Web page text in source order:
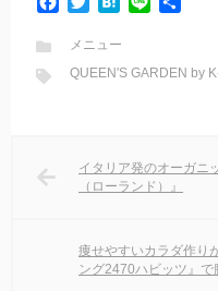
i
t
t
e
e
メニュー
QUEEN'S GARDEN by
イタリア発のオーガニ
（ローランド）』
痩せやすいカラダ作り
ング2470ハビッツ』で